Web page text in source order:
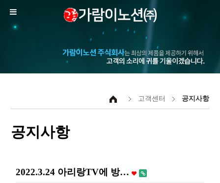
고객센터 공지사항
공지사항
2022.3.24 아리랑TV에 방…